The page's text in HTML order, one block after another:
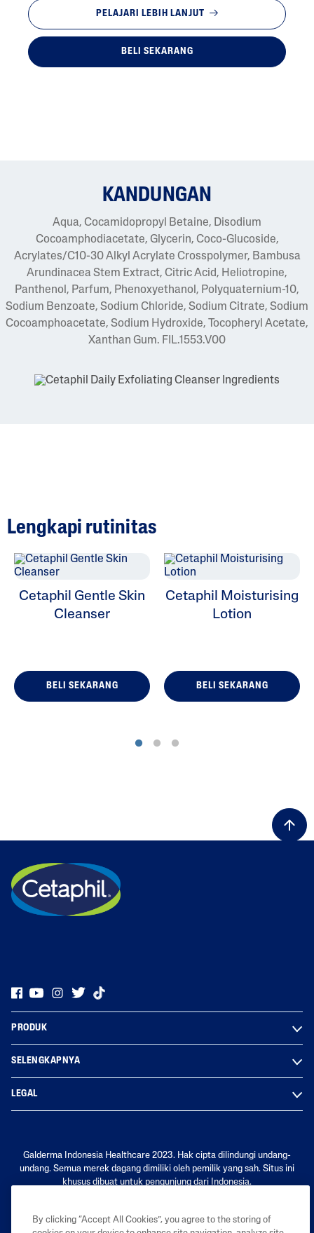
PELAJARI LEBIH LANJUT
BELI SEKARANG
KANDUNGAN
Aqua, Cocamidopropyl Betaine, Disodium
Cocoamphodiacetate, Glycerin, Coco-Glucoside,
Acrylates/C10-30 Alkyl Acrylate Crosspolymer, Bambusa
Arundinacea Stem Extract, Citric Acid, Heliotropine,
Panthenol, Parfum, Phenoxyethanol, Polyquaternium-10,
Sodium Benzoate, Sodium Chloride, Sodium Citrate, Sodium
Cocoamphoacetate, Sodium Hydroxide, Tocopheryl Acetate,
Xanthan Gum. FIL.1553.V00
Lengkapi rutinitas
Cetaphil Gentle Skin
Cleanser
BELI SEKARANG
Cetaphil Moisturising
Lotion
BELI SEKARANG
PRODUK
SELENGKAPNYA
LEGAL
Galderma Indonesia Healthcare 2023. Hak cipta dilindungi undang-
undang. Semua merek dagang dimiliki oleh pemilik yang sah. Situs ini
khusus dibuat untuk pengunjung dari Indonesia.
By clicking “Accept All Cookies”, you agree to the storing of